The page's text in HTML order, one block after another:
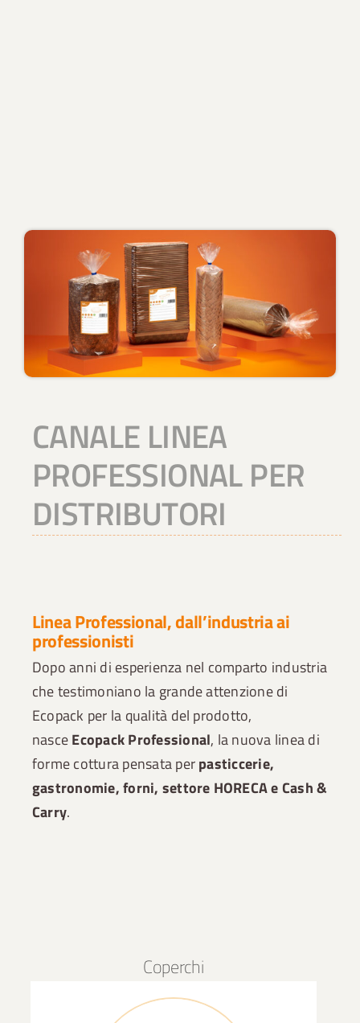
CANALE LINEA
PROFESSIONAL PER
DISTRIBUTORI
Linea Professional, dall’industria ai
professionisti
Dopo anni di esperienza nel comparto industria
che testimoniano la grande attenzione di
Ecopack per la qualità del prodotto,
nasceEcopack Professional, la nuova linea di
forme cottura pensata perpasticcerie,
gastronomie, forni, settore HORECA e Cash &
Carry.
Coperchi